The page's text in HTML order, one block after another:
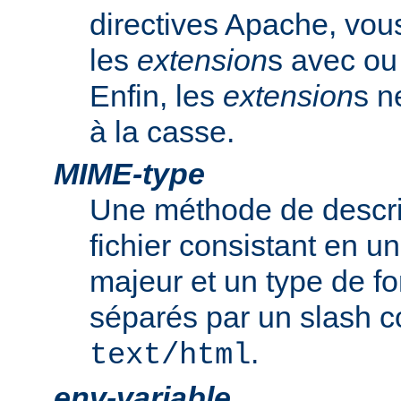
directives Apache,
les extensions avec
Enfin, les extensions
à la casse.
MIME-type
Une méthode de
fichier consistant en
majeur et un type de
séparés par un slash
text/html.